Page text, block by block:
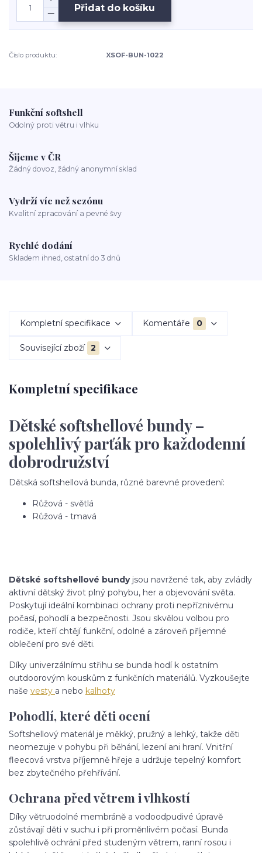
Přidat do košíku
Číslo produktu: XSOF-BUN-1022
Funkční softshell
Odolný proti větru i vlhku
Šijeme v ČR
Žádný dovoz, žádný anonymní sklad
Vydrží víc než sezónu
Kvalitní zpracování a pevné švy
Rychlé dodání
Skladem ihned, ostatní do 3 dnů
Kompletní specifikace Komentáře 0
Související zboží 2
Kompletní specifikace
Dětské softshellové bundy –
spolehlivý parťák pro každodenní
dobrodružství
Dětská softshellová bunda, různé barevné provedení:
Růžová - světlá
Růžová - tmavá
Dětské softshellové bundyjsou navržené tak, aby zvládly
aktivní dětský život plný pohybu, her a objevování světa.
Poskytují ideální kombinaci ochrany proti nepříznivému
počasí, pohodlí a bezpečnosti. Jsou skvělou volbou pro
rodiče, kteří chtějí funkční, odolné a zároveň příjemné
oblečení pro své děti.
Díky univerzálnímu střihu se bunda hodí k ostatním
outdoorovým kouskům z funkčních materiálů. Vyzkoušejte
naše vesty a nebo kalhoty
Pohodlí, které děti ocení
Softshellový materiál je měkký, pružný a lehký, takže děti
neomezuje v pohybu při běhání, lezení ani hraní. Vnitřní
fleecová vrstva příjemně hřeje a udržuje tepelný komfort
bez zbytečného přehřívání.
Ochrana před větrem i vlhkostí
Díky větruodolné membráně a vodoodpudivé úpravě
zůstávají děti v suchu i při proměnlivém počasí. Bunda
spolehlivě ochrání před studeným větrem, ranní rosou i